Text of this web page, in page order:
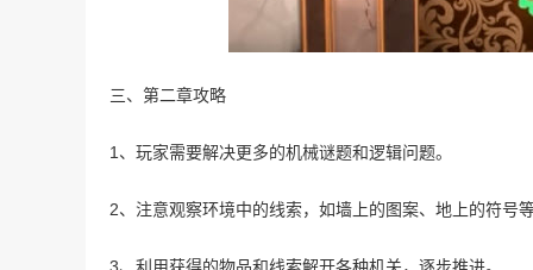
三、第二章攻略
1、玩家需要解决更多的机械谜题和逻辑问题。
2、注意观察环境中的线索，如墙上的图案、地上的符号